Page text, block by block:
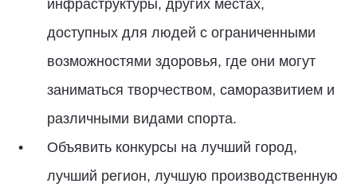
инфраструктуры, других местах,
доступных для людей с ограниченными
возможностями здоровья, где они могут
заниматься творчеством, саморазвитием и
различными видами спорта.
Объявить конкурсы на лучший город,
лучший регион, лучшую производственную